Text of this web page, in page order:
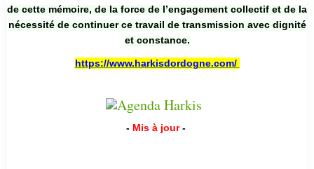
de cette mémoire, de la force de l’engagement collectif et de la
nécessité de continuer ce travail de transmission avec dignité
et constance.
https://www.harkisdordogne.com/
- Mis à jour -